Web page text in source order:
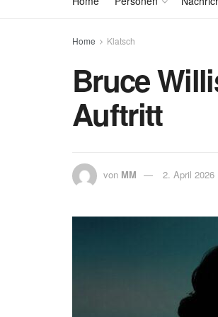
Home Klatsch
Bruce
Auftritt
von MM 2. April 2026